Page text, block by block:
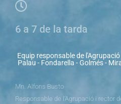
6 a 7 de la tarda
Equip responsable de
Palau - Fondarella - Golmés -
Mn. Alfons Busto
Responsable de l’Agrupació i rector